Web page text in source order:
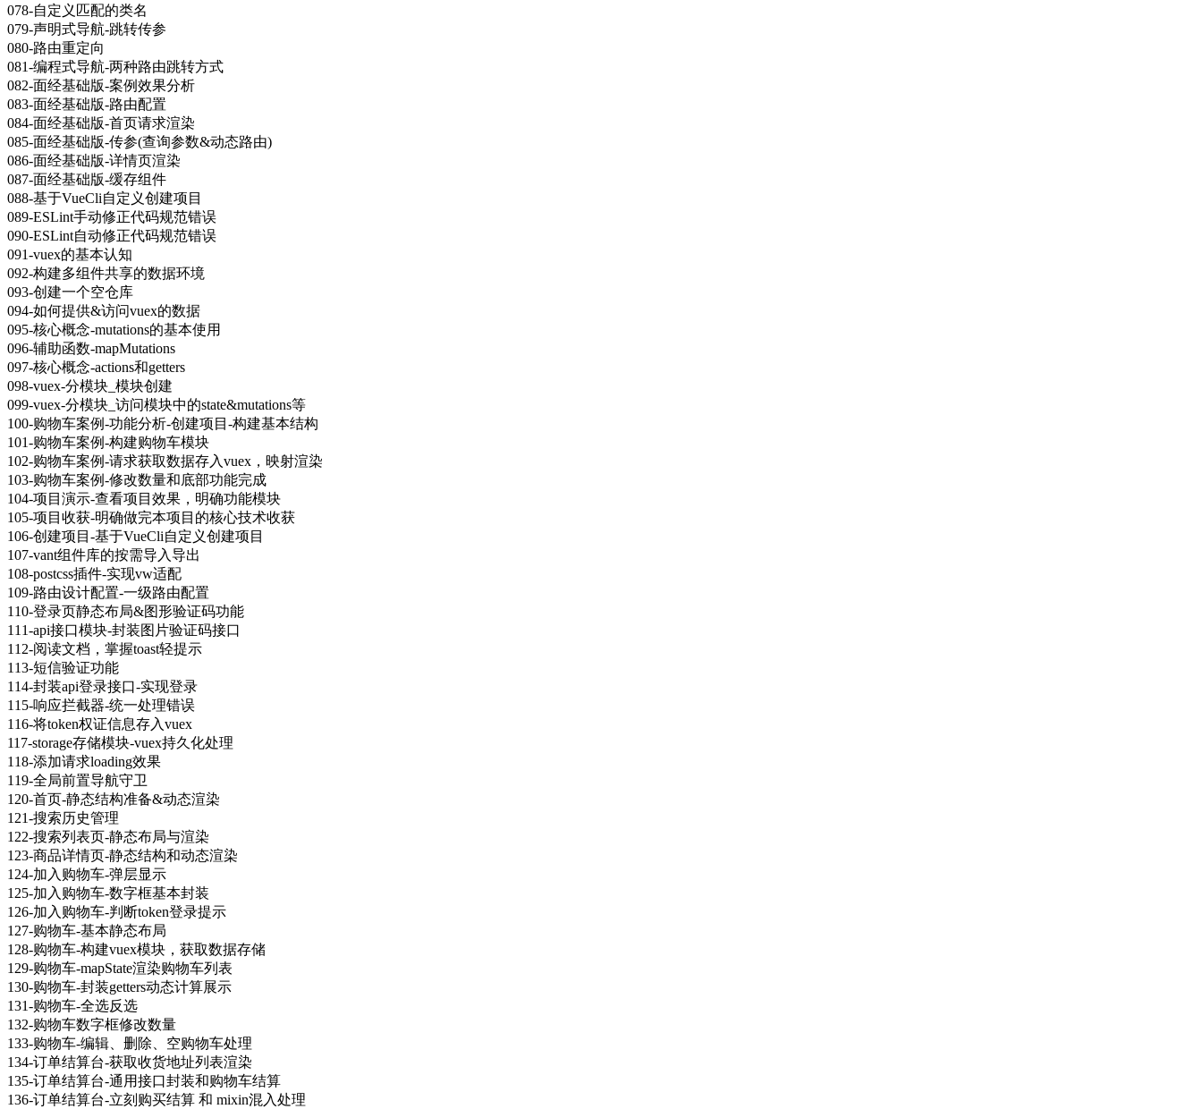
078-自定义匹配的类名
079-声明式导航-跳转传参
080-路由重定向
081-编程式导航-两种路由跳转方式
082-面经基础版-案例效果分析
083-面经基础版-路由配置
084-面经基础版-首页请求渲染
085-面经基础版-传参(查询参数&动态路由)
086-面经基础版-详情页渲染
087-面经基础版-缓存组件
088-基于VueCli自定义创建项目
089-ESLint手动修正代码规范错误
090-ESLint自动修正代码规范错误
091-vuex的基本认知
092-构建多组件共享的数据环境
093-创建一个空仓库
094-如何提供&访问vuex的数据
095-核心概念-mutations的基本使用
096-辅助函数-mapMutations
097-核心概念-actions和getters
098-vuex-分模块_模块创建
099-vuex-分模块_访问模块中的state&mutations等
100-购物车案例-功能分析-创建项目-构建基本结构
101-购物车案例-构建购物车模块
102-购物车案例-请求获取数据存入vuex，映射渲染
103-购物车案例-修改数量和底部功能完成
104-项目演示-查看项目效果，明确功能模块
105-项目收获-明确做完本项目的核心技术收获
106-创建项目-基于VueCli自定义创建项目
107-vant组件库的按需导入导出
108-postcss插件-实现vw适配
109-路由设计配置-一级路由配置
110-登录页静态布局&图形验证码功能
111-api接口模块-封装图片验证码接口
112-阅读文档，掌握toast轻提示
113-短信验证功能
114-封装api登录接口-实现登录
115-响应拦截器-统一处理错误
116-将token权证信息存入vuex
117-storage存储模块-vuex持久化处理
118-添加请求loading效果
119-全局前置导航守卫
120-首页-静态结构准备&动态渲染
121-搜索历史管理
122-搜索列表页-静态布局与渲染
123-商品详情页-静态结构和动态渲染
124-加入购物车-弹层显示
125-加入购物车-数字框基本封装
126-加入购物车-判断token登录提示
127-购物车-基本静态布局
128-购物车-构建vuex模块，获取数据存储
129-购物车-mapState渲染购物车列表
130-购物车-封装getters动态计算展示
131-购物车-全选反选
132-购物车数字框修改数量
133-购物车-编辑、删除、空购物车处理
134-订单结算台-获取收货地址列表渲染
135-订单结算台-通用接口封装和购物车结算
136-订单结算台-立刻购买结算 和 mixin混入处理